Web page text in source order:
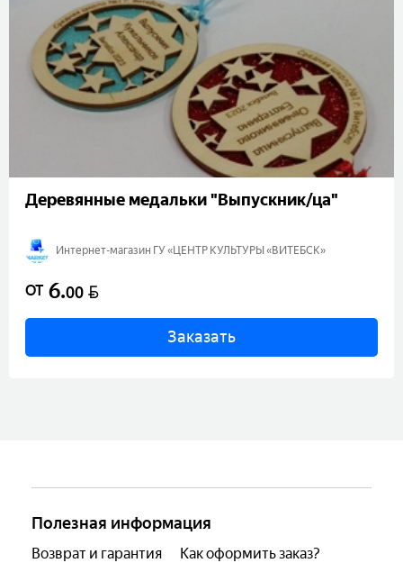
Деревянные медальки "Выпускник/ца"
Интернет-магазин ГУ «ЦЕНТР КУЛЬТУРЫ «ВИТЕБСК»
ОТ 6.00 BYN
Заказать
Полезная информация
Возврат и гарантия
Как оформить заказ?